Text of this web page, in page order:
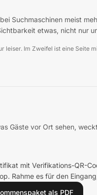
Suchmaschinen meist
etwas, nicht nur
leiser. Im Zweifel ist eine Seite
Gäste vor Ort sehen,
mit Verifikations-QR-
Rahme es für den
als PDF